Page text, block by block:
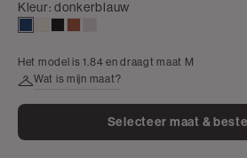
Kleur:donkerblauw
white
Het model is 1.84 en draagt maat M
Wat is mijn maat?
Selecteer maat &